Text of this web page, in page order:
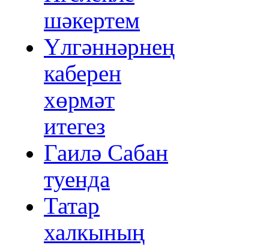
шәкертем
Үлгәннәрнең
каберен
хөрмәт
итегез
Гаилә Сабан
туенда
Татар
халкының